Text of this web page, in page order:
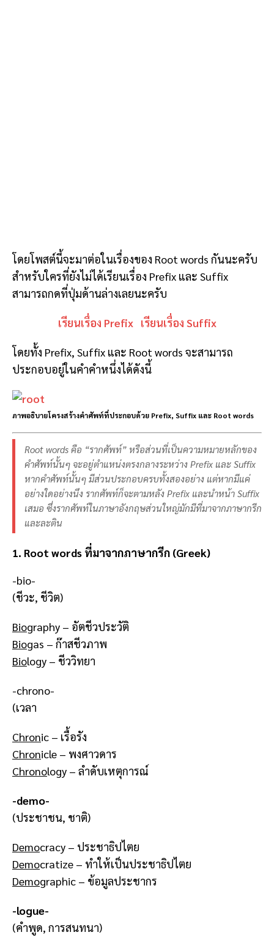
โดยโพสต์นี้จะมาต่อในเรื่องของ Root words กันนะครับ
สำหรับใครที่ยังไม่ได้เรียนเรื่อง Prefix และ Suffix
สามารถกดที่ปุ่มด้านล่างเลยนะครับ
เรียนเรื่อง Prefix เรียนเรื่อง Suffix
โดยทั้ง Prefix, Suffix และ Root words จะสามารถ
ประกอบอยู่ในคำคำหนึ่งได้ดังนี้
ภาพอธิบายโครงสร้างคำศัพท์ที่ประกอบด้วย Prefix, Suffix และ Root words
Root words คือ “รากศัพท์” หรือส่วนที่เป็นความหมายหลักของ
คำศัพท์นั้นๆ จะอยู่ตำแหน่งตรงกลางระหว่าง Prefix และ Suffix
หากคำศัพท์นั้นๆ มีส่วนประกอบครบทั้งสองอย่าง แต่หากมีแค่
อย่างใดอย่างนึง รากศัพท์ก็จะตามหลัง Prefix และนำหน้า Suffix
เสมอ ซึ่งรากศัพท์ในภาษาอังกฤษส่วนใหญ่มักมีที่มาจากภาษากรีก
และละติน
1. Root words ที่มาจากภาษากรีก (Greek)
-bio-
(ชีวะ, ชีวิต)
Biography – อัตชีวประวัติ
Biogas – ก๊าสชีวภาพ
Biology – ชีววิทยา
-chrono-
(เวลา
Chronic – เรื้อรัง
Chronicle – พงศาวดาร
Chronology – ลำดับเหตุการณ์
-demo-
(ประชาชน, ชาติ)
Democracy – ประชาธิปไตย
Democratize – ทำให้เป็นประชาธิปไตย
Demographic – ข้อมูลประชากร
-logue-
(คำพูด, การสนทนา)